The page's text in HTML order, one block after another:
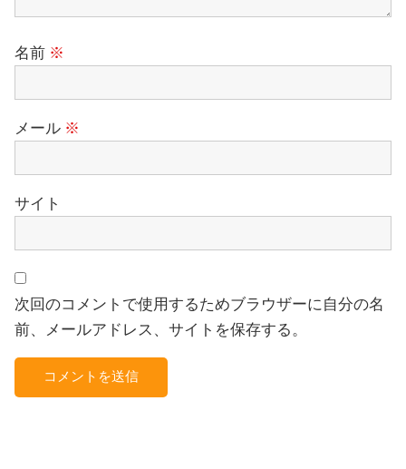
名前 ※
メール ※
サイト
次回のコメントで使用するためブラウザーに自分の名
前、メールアドレス、サイトを保存する。